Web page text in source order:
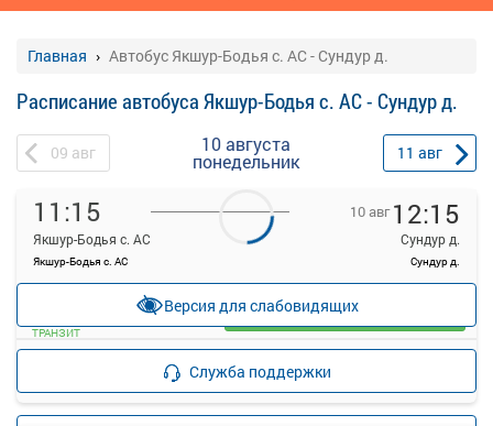
Главная Автобус Якшур-Бодья с. АС - Сундур д.
Расписание автобуса Якшур-Бодья с. АС - Сундур д.
09 авг 10 августа
понедельник 11 авг
11:15
Якшур-Бодья с. АС
Якшур-Бодья с. АС
10 авг 12:15
Сундур д.
Сундур д.
—
ТРАНЗИТ
Загрузить цену
Версия для слабовидящих
Служба поддержки